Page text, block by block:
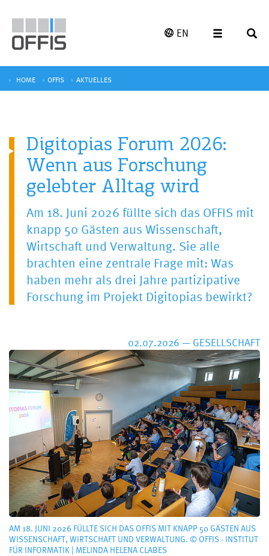
EN
HOME OFFIS AKTUELLES
Digitopias Forum 2026:
Wenn aus Forschung
gelebter Alltag wird
Am 18. Juni 2026 füllte sich das OFFIS mit
knapp 50 Gästen aus Wissenschaft,
Wirtschaft und Verwaltung. Sie alle
brachten eine zentrale Frage mit: Was
haben mehr als drei Jahre partizipative
Forschung im Projekt Digitopias bewirkt?
02.07.2026 — GESELLSCHAFT
AM 18. JUNI 2026 FÜLLTE SICH DAS OFFIS MIT KNAPP 50 GÄSTEN AUS
WISSENSCHAFT, WIRTSCHAFT UND VERWALTUNG. © OFFIS - INSTITUT
FÜR INFORMATIK | MELINDA HELENA CLABES